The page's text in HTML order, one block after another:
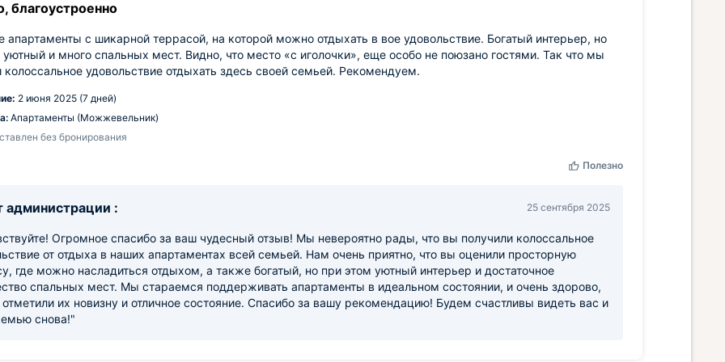
благоустроенно
апартаменты с шикарной террасой, на которой можно отдыхать в вое удовольствие. Богатый интерьер, но
и много спальных мест. Видно, что место «с иголочки», еще особо не поюзано гостями. Так что мы
колоссальное удовольствие отдыхать здесь своей семьей. Рекомендуем.
2 июня 2025 (7 дней)
Апартаменты (Можжевельник)
без бронирования
Полезно
администрации : 25 сентября 2025
Огромное спасибо за ваш чудесный отзыв! Мы невероятно рады, что вы получили колоссальное
от отдыха в наших апартаментах всей семьей. Нам очень приятно, что вы оценили просторную
где можно насладиться отдыхом, а также богатый, но при этом уютный интерьер и достаточное
спальных мест. Мы стараемся поддерживать апартаменты в идеальном состоянии, и очень здорово,
их новизну и отличное состояние. Спасибо за вашу рекомендацию! Будем счастливы видеть вас и
снова!"